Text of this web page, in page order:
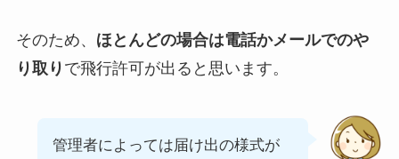
そのため、 ほとんどの場合は電話かメールでのや
り取り で飛行許可が出ると思います。
管理者によっては届け出の様式が